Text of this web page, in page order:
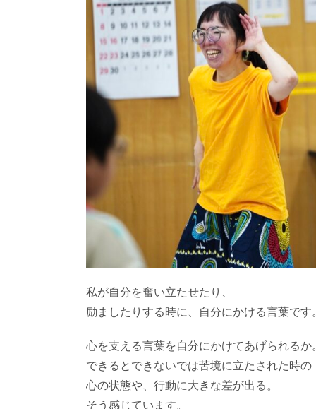
私が自分を奮い立たせたり、
励ましたりする時に、自分にかける言葉です
心を支える言葉を自分にかけてあげられるか
できるとできないでは苦境に立たされた時の
心の状態や、行動に大きな差が出る。
そう感じています。